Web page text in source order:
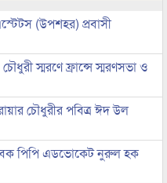
(উপশহর) প্রবাসী
স্মরণে ফ্রান্সে স্মরণসভা ও
চৌধুরীর পবিত্র ঈদ উল
পিপি এডভোকেট নুরুল হক